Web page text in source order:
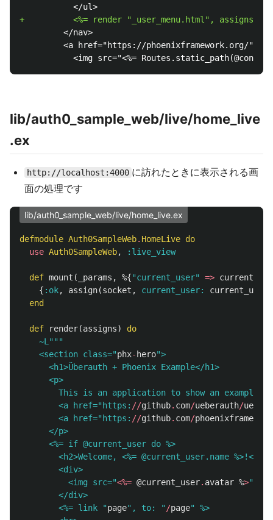
         </nav>
<a href="https://phoenixframework.org/"
lib/auth0_sample_web/live/home_live
.ex
http://localhost:4000 に訪れたときに表示される画
面の処理です
lib/auth0_sample_web/live/home_live.ex
defmodule Auth0SampleWeb. HomeLive do
use Auth0SampleWeb, :live_view
def mount ( _params , %{"current_user" =>
{ :ok, assign(socket , current_user: current_user
end
def render(assigns)
do
~L"" "
    <section class="
phx- hero">
      <h1>Überauth + Phoenix Example</h1>
      <p>
This is an application to show an example
        <a href="
https: //github. com/ueberauth/
        <a href="
https: //github. com/phoenixframework
      </p>
      <%= if @current_user do %>
        <h2>Welcome, <%= @current_user.name %>!</h2>
        <div>
          <img src="
<%= @current_user. avatar %>" />
        </div>
        <%= link "
page", to: " /page" %>